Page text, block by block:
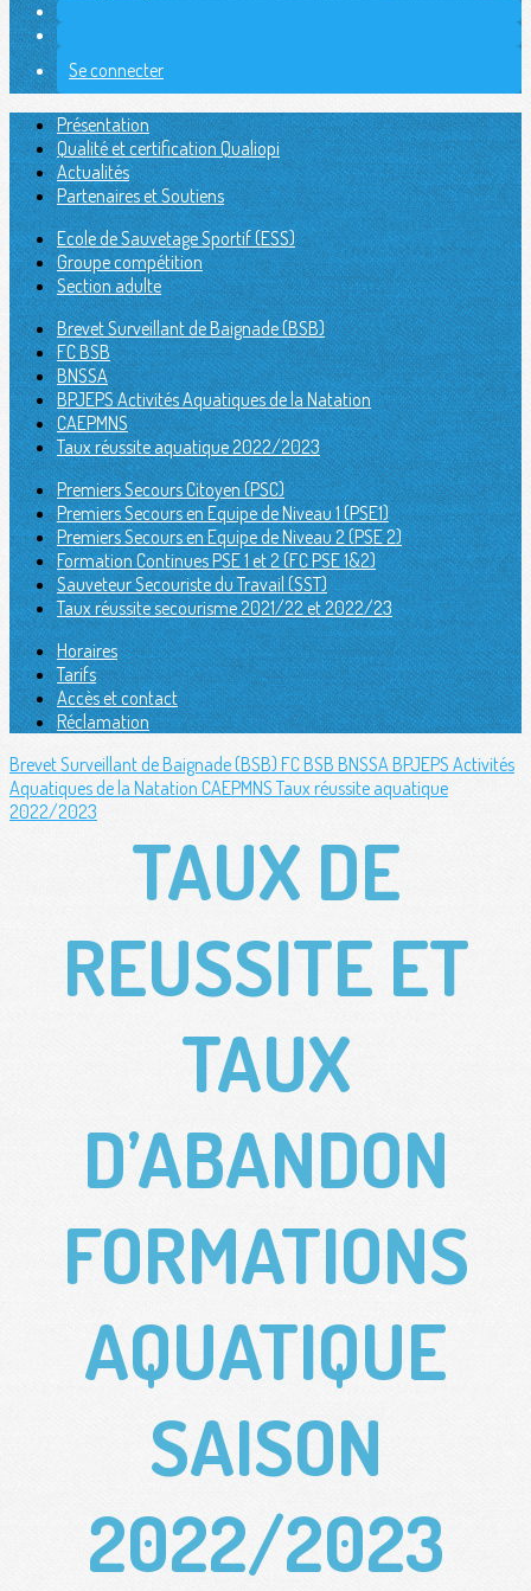
Se connecter
Présentation
Qualité et certification Qualiopi
Actualités
Partenaires et Soutiens
Ecole de Sauvetage Sportif (ESS)
Groupe compétition
Section adulte
Brevet Surveillant de Baignade (BSB)
FC BSB
BNSSA
BPJEPS Activités Aquatiques de la Natation
CAEPMNS
Taux réussite aquatique 2022/2023
Premiers Secours Citoyen (PSC)
Premiers Secours en Equipe de Niveau 1 (PSE1)
Premiers Secours en Equipe de Niveau 2 (PSE 2)
Formation Continues PSE 1 et 2 (FC PSE 1&2)
Sauveteur Secouriste du Travail (SST)
Taux réussite secourisme 2021/22 et 2022/23
Horaires
Tarifs
Accès et contact
Réclamation
Brevet Surveillant de Baignade (BSB) FC BSB BNSSABPJEPS Activités
Aquatiques de la Natation CAEPMNSTaux réussite aquatique
2022/2023
TAUX DE
REUSSITE ET
TAUX
D’ABANDON
FORMATIONS
AQUATIQUE
SAISON
2022/2023